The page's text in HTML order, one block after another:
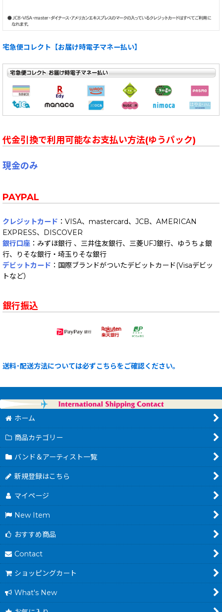
宅急便コレクト【お届け時電子マネー払い】
代金引換で利用可能なお支払い方法(ゆうパック)
現金のみ
PAYPAL
クレジットカード ：VISA、mastercard、JCB、AMERICAN
EXPRESS、DISCOVER
銀行口座 ：みずほ銀行 、三井住友銀行、三菱UFJ銀行、ゆうちょ銀
行、りそな銀行・埼玉りそな銀行
デビットカード ：国際ブランドがついたデビットカード(Visaデビッ
トなど）
銀行振込
送料･配送方法については必ずこちらをご確認ください。
ホーム
商品カテゴリー
バンド＆アーティスト一覧
新規登録はこちら
マイページ
New Item
おすすめ商品
Contact
ショッピングカート
What's New